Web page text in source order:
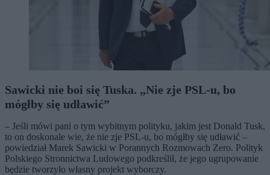
Sawicki nie boi się Tuska. „Nie zje PSL-u, bo
mógłby się udławić”
– Jeśli mówi pani o tym wybitnym polityku, jakim jest Donald Tusk,
to on doskonale wie, że nie zje PSL-u, bo mógłby się udławić –
powiedział Marek Sawicki w Porannych Rozmowach Zero. Polityk
Polskiego Stronnictwa Ludowego podkreślił, że jego ugrupowanie
będzie tworzyło własny projekt wyborczy.